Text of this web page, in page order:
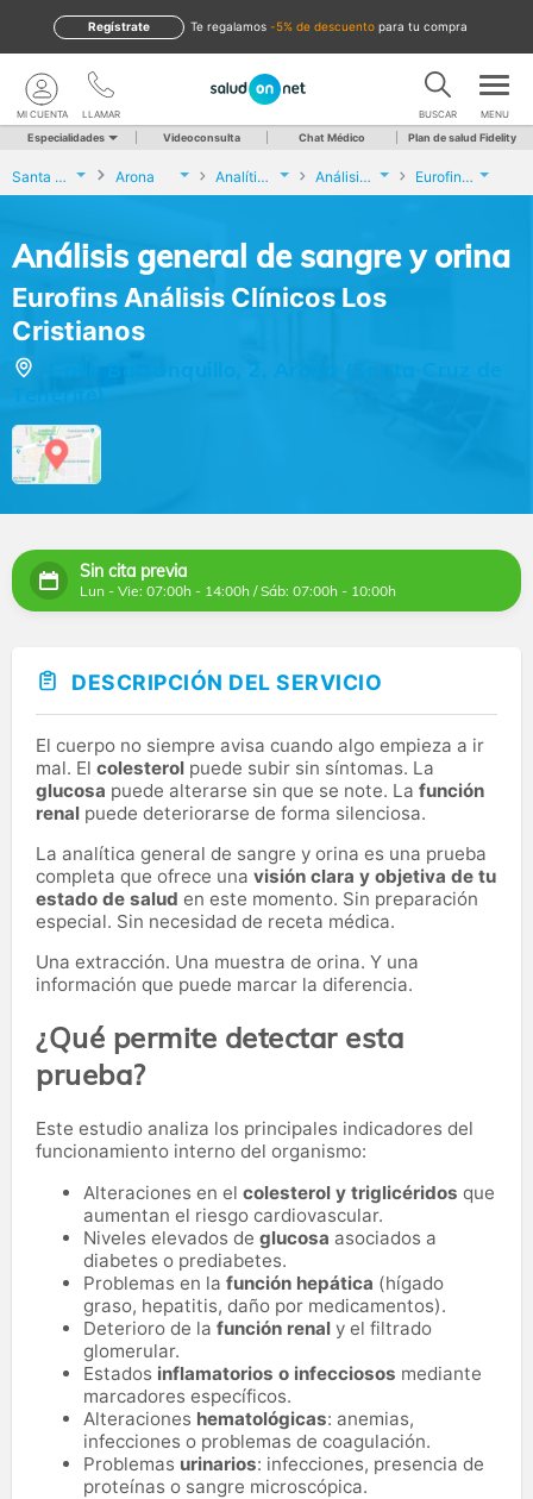
te regalamos -5% de descuento para tu compra
Regístrate
LLAMAR
MI CUENTA BUSCAR MENU
Especialidades Videoconsulta Chat Médico Plan de salud Fidelity
Santa Cruz de Tenerife Arona Analíticas y Genética Análisis general de sangre y orina Eurofins Análisis Clínicos Los Cristianos
Análisis general de sangre y orina
Eurofins Análisis Clínicos Los
Cristianos
Calle Barranquillo, 2, Arona (Santa Cruz de
Sin cita previa
Lun - Vie: 07:00h - 14:00h / Sáb: 07:00h - 10:00h
DESCRIPCIÓN DEL SERVICIO
El cuerpo no siempre avisa cuando algo empieza a ir
mal. El colesterol puede subir sin síntomas. La
glucosa puede alterarse sin que se note. La función
renal puede deteriorarse de forma silenciosa.
La analítica general de sangre y orina es una prueba
completa que ofrece una visión clara y objetiva de tu
estado de salud en este momento. Sin preparación
especial. Sin necesidad de receta médica.
Una extracción. Una muestra de orina. Y una
información que puede marcar la diferencia.
¿Qué permite detectar esta
prueba?
Este estudio analiza los principales indicadores del
funcionamiento interno del organismo:
Alteraciones en el colesterol y triglicéridos que
aumentan el riesgo cardiovascular.
Niveles elevados de glucosa asociados a
diabetes o prediabetes.
Problemas en la función hepática (hígado
graso, hepatitis, daño por medicamentos).
Deterioro de la función renal y el filtrado
glomerular.
Estados inflamatorios o infecciosos mediante
marcadores específicos.
Alteraciones hematológicas: anemias,
infecciones o problemas de coagulación.
Problemas urinarios: infecciones, presencia de
proteínas o sangre microscópica.